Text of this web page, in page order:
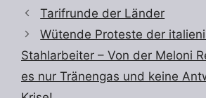
Tarifrunde der Länder
Wütende Proteste der
Stahlarbeiter – Von der Meloni
es nur Tränengas und keine